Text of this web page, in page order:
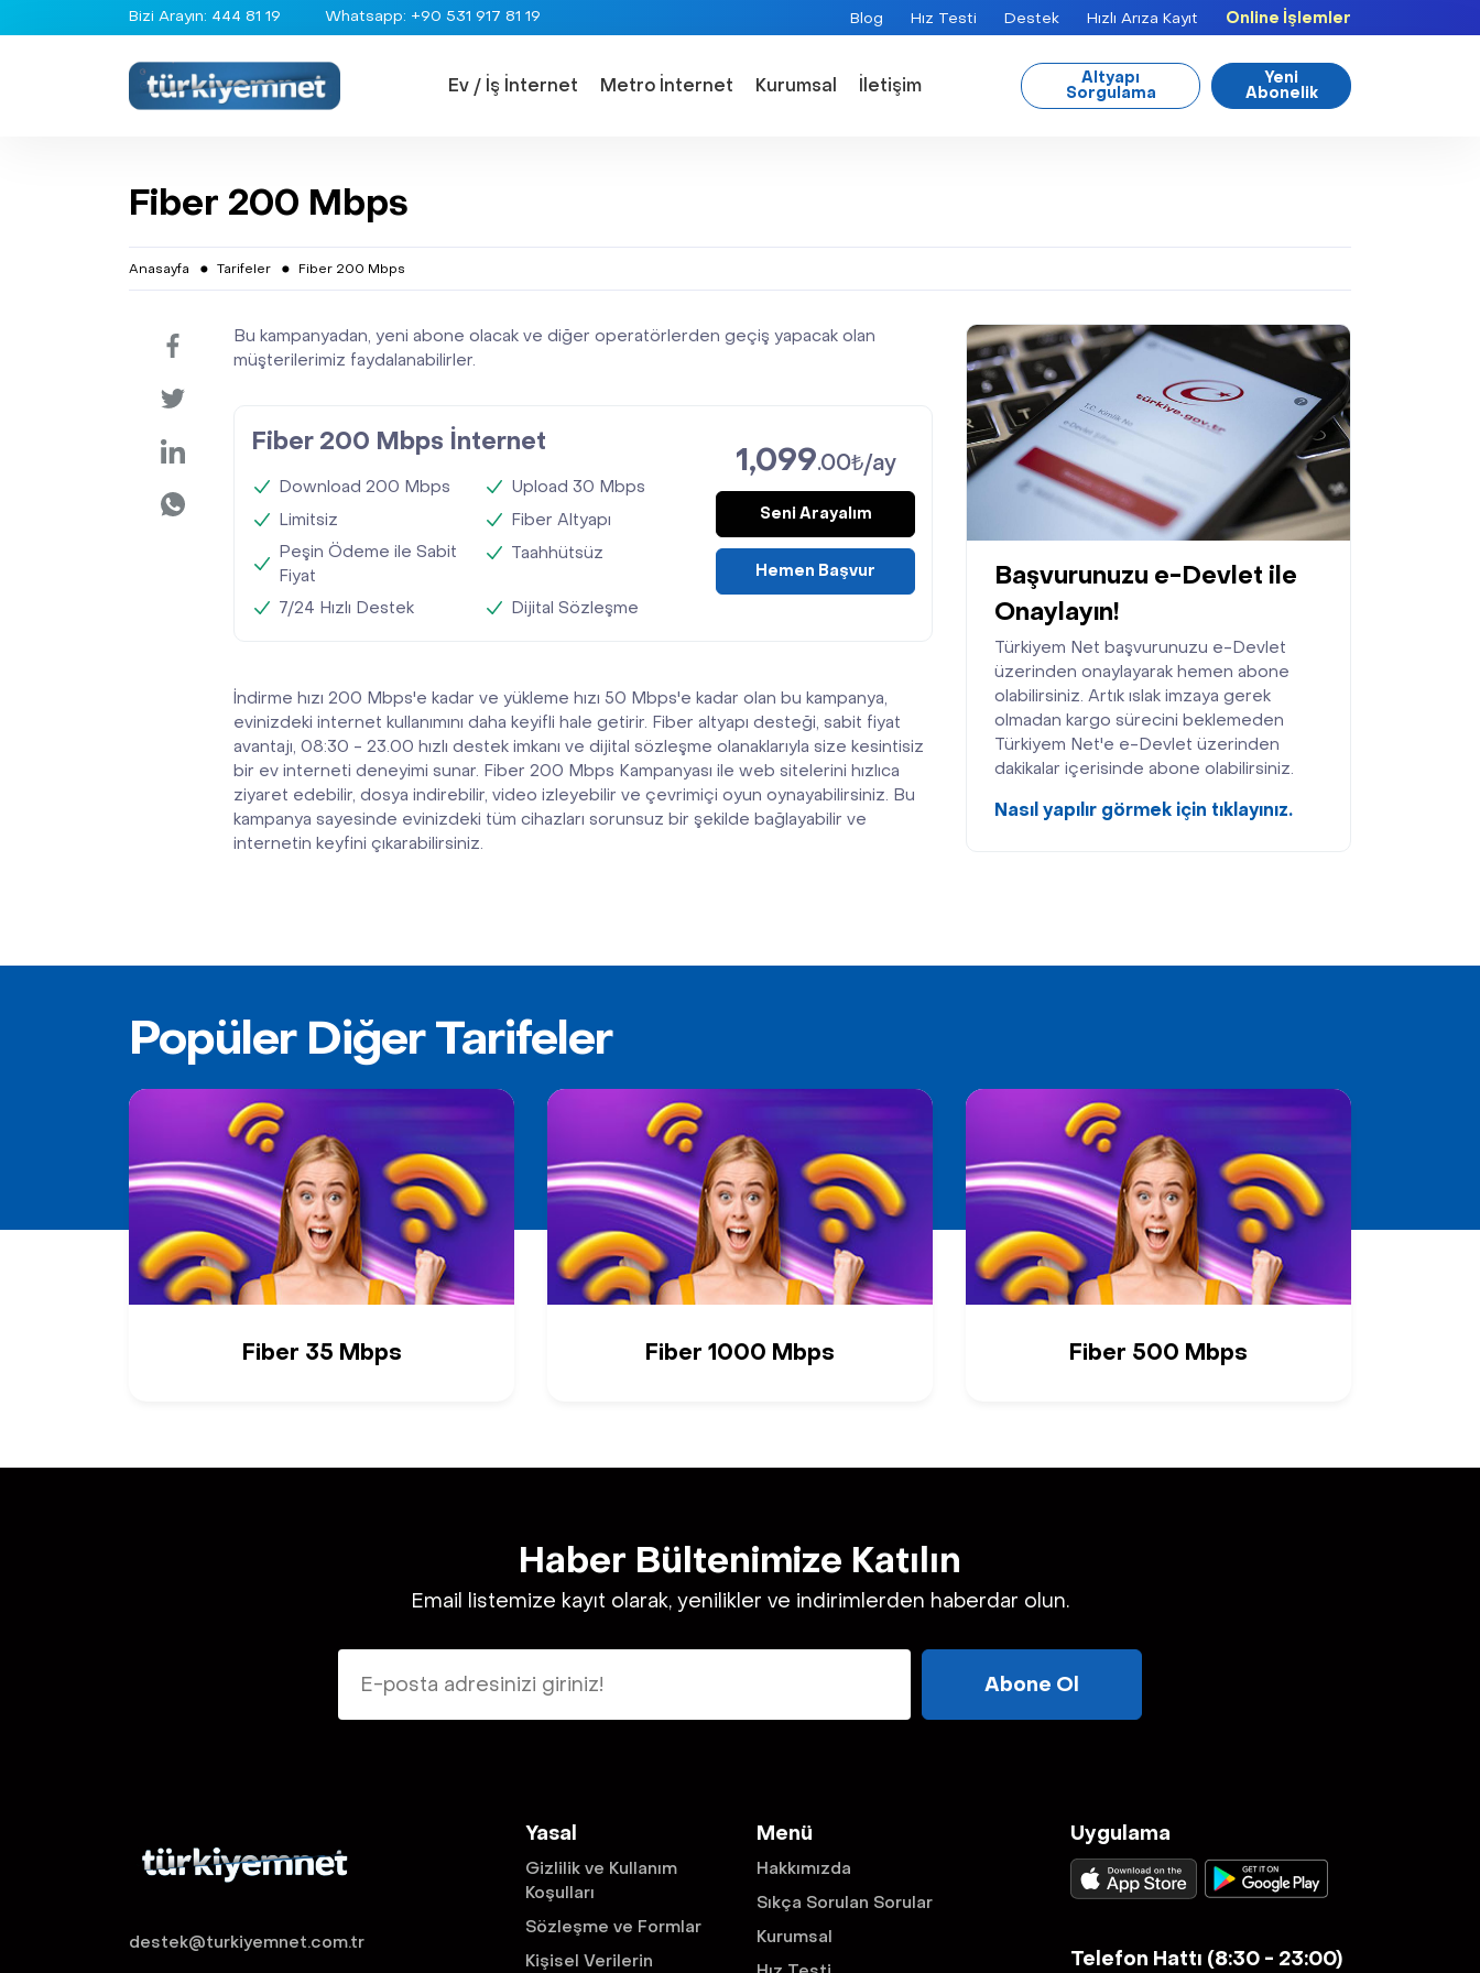
Bizi Arayın: 444 81 19 Whatsapp: +90 531 917 81 19 Blog Hız Testi Destek Hızlı Arıza Kayıt Online İşlemler
Ev / İş İnternet Metro İnternet Kurumsal İletişim
Altyapı
Sorgulama
Yeni
Abonelik
Ev / İş İnternet
Metro İnternet
Altyapı Sorgulama
Fiber 200 Mbps
Anasayfa Tarifeler Fiber 200 Mbps
Bu kampanyadan, yeni abone olacak ve diğer operatörlerden geçiş yapacak olan
müşterilerimiz faydalanabilirler.
Fiber 200 Mbps İnternet
Download 200 Mbps
Upload 30 Mbps
Limitsiz
Fiber Altyapı
Peşin Ödeme ile Sabit
Fiyat
Taahhütsüz
7/24 Hızlı Destek Dijital Sözleşme
1,099.00₺/ay
Seni Arayalım
Hemen Başvur
İndirme hızı 200 Mbps'e kadar ve yükleme hızı 50 Mbps'e kadar olan bu kampanya,
evinizdeki internet kullanımını daha keyifli hale getirir. Fiber altyapı desteği, sabit fiyat
avantajı, 08:30 - 23.00 hızlı destek imkanı ve dijital sözleşme olanaklarıyla size kesintisiz
bir ev interneti deneyimi sunar. Fiber 200 Mbps Kampanyası ile web sitelerini hızlıca
ziyaret edebilir, dosya indirebilir, video izleyebilir ve çevrimiçi oyun oynayabilirsiniz. Bu
kampanya sayesinde evinizdeki tüm cihazları sorunsuz bir şekilde bağlayabilir ve
internetin keyfini çıkarabilirsiniz.
Başvurunuzu e-Devlet ile
Onaylayın!
Türkiyem Net başvurunuzu e-Devlet
üzerinden onaylayarak hemen abone
olabilirsiniz. Artık ıslak imzaya gerek
olmadan kargo sürecini beklemeden
Türkiyem Net'e e-Devlet üzerinden
dakikalar içerisinde abone olabilirsiniz.
Nasıl yapılır görmek için tıklayınız.
Popüler Diğer Tarifeler
Fiber 35 Mbps Fiber 1000 Mbps Fiber 500 Mbps
Haber Bültenimize Katılın
Email listemize kayıt olarak, yenilikler ve indirimlerden haberdar olun.
Abone Ol
destek@turkiyemnet.com.tr
Yasal
Gizlilik ve Kullanım
Koşulları
Sözleşme ve Formlar
Kişisel Verilerin
Menü
Hakkımızda
Sıkça Sorulan Sorular
Kurumsal
Uygulama
Telefon Hattı (8:30 - 23:00)